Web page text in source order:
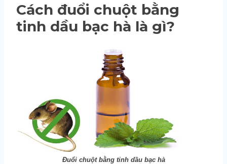
Cách đuổi chuột bằng
tinh dầu bạc hà là gì?
Đuổi chuột bằng tinh dầu bạc hà